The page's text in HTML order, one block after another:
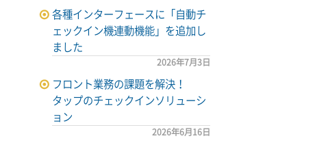
各種インターフェースに「自動チ
ェックイン機連動機能」を追加し
ました
2026年7月3日
フロント業務の課題を解決！
タップのチェックインソリューシ
ョン
2026年6月16日